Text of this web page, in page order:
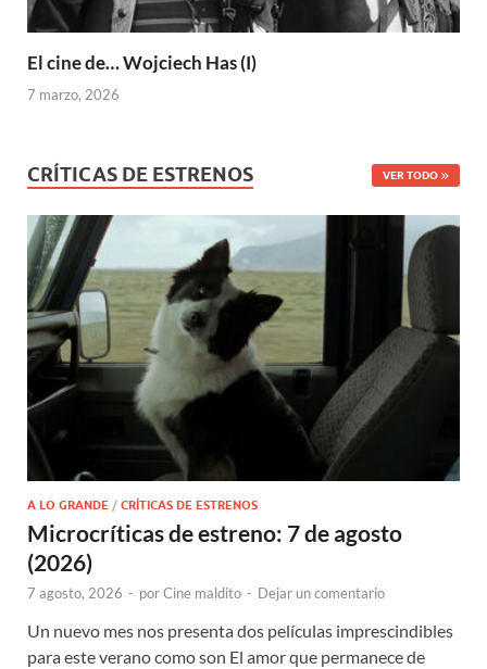
El cine de… Wojciech Has (I)
7 marzo, 2026
CRÍTICAS DE ESTRENOS VER TODO
A LO GRANDE / CRÍTICAS DE ESTRENOS
Microcríticas de estreno: 7 de agosto
(2026)
7 agosto, 2026 - porCine maldito - Dejar un comentario
Un nuevo mes nos presenta dos películas imprescindibles
para este verano como son El amor que permanece de